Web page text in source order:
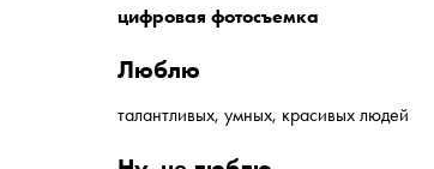
цифровая фотосъемка
люблю
талантливых, умных, красивых людей